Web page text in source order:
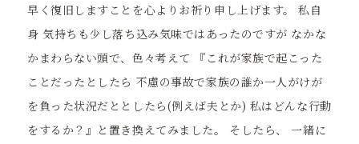
早く復旧しますことを心よりお祈り申し上げます。 私自
身 気持ちも少し落ち込み気味ではあったのですが なかな
かまわらない頭で、色々考えて 『これが家族で起こった
ことだったとしたら 不慮の事故で家族の誰か一人がけが
を負った状況だととしたら(例えば夫とか) 私はどんな行動
をするか？』と置き換えてみました。 そしたら、 一緒に